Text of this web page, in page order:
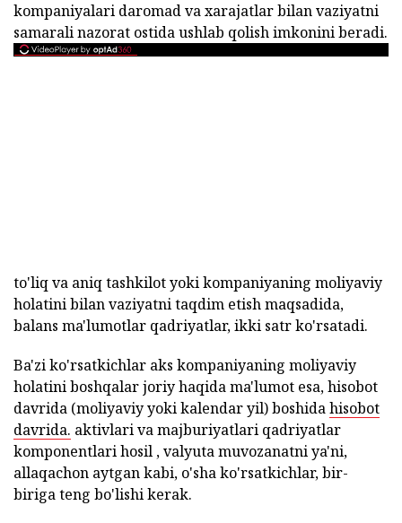
kompaniyalari daromad va xarajatlar bilan vaziyatni
samarali nazorat ostida ushlab qolish imkonini beradi.
to'liq va aniq tashkilot yoki kompaniyaning moliyaviy
holatini bilan vaziyatni taqdim etish maqsadida,
balans ma'lumotlar qadriyatlar, ikki satr ko'rsatadi.
Ba'zi ko'rsatkichlar aks kompaniyaning moliyaviy
holatini boshqalar joriy haqida ma'lumot esa, hisobot
davrida (moliyaviy yoki kalendar yil) boshidahisobot
davrida. aktivlari va majburiyatlari qadriyatlar
komponentlari hosil , valyuta muvozanatni ya'ni,
allaqachon aytgan kabi, o'sha ko'rsatkichlar, bir-
biriga teng bo'lishi kerak.